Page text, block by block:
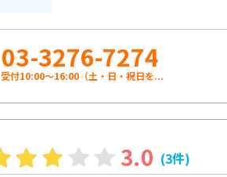
03-3276-7274
受付10:00〜16:00（土・日・祝日を...
3.0 (3件)